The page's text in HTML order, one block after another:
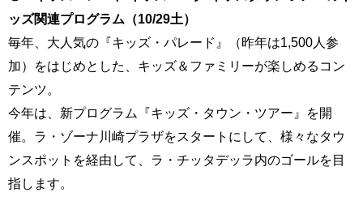
ッズ関連プログラム（10/29土）
毎年、大人気の『キッズ・パレード』（昨年は1,500人参
加）をはじめとした、キッズ＆ファミリーが楽しめるコン
テンツ。
今年は、新プログラム『キッズ・タウン・ツアー』を開
催。ラ・ゾーナ川崎プラザをスタートにして、様々なタウ
ンスポットを経由して、ラ・チッタデッラ内のゴールを目
指します。